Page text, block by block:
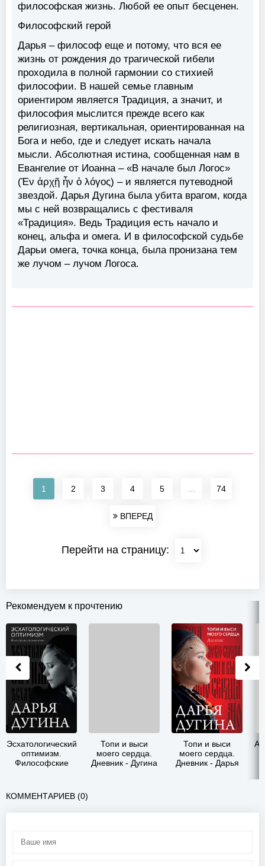
философская жизнь. Любой ее опыт бесценен.
Философский герой
Дарья – философ еще и потому, что вся ее
жизнь от рождения до трагической гибели
проходила в полной гармонии со стихией
философии. В нашей семье главным
ориентиром является Традиция, а значит, и
философия мыслится прежде всего как
религиозная, вертикальная, ориентированная на
Бога и небо, где и следует искать начала
мысли. Абсолютная истина, сообщенная нам в
Евангелие от Иоанна – «В начале был Логос»
(Ἐν ἀρχῇ ἦν ὁ λόγος) – и является путеводной
звездой. Дарья Дугина была убита врагом, когда
мы с ней возвращались с фестиваля
«Традиция». Ведь Традиция есть начало и
конец, альфа и омега. И в философской судьбе
Дарьи омега, точка конца, была пронизана тем
же лучом – лучом Логоса.
1 2 3 4 5 74
ВПЕРЕД
Перейти на страницу:
Рекомендуем к прочтению
Эсхатологический
оптимизм.
Философские
Александровна
Дугина
Топи и выси
моего сердца.
Дневник - Дугина
Топи и выси
моего сердца.
Дневник - Дарья
КОММЕНТАРИЕВ (0)